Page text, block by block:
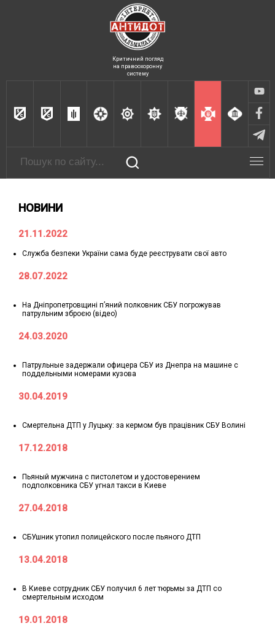
Критичний погляд
на правоохоронну
систему
НОВИНИ
21.11.2022
Служба безпеки України сама буде реєструвати свої авто
28.07.2022
На Дніпропетровщині п’яний полковник СБУ погрожував
патрульним зброєю (відео)
24.03.2020
Патрульные задержали офицера СБУ из Днепра на машине с
поддельными номерами кузова
30.04.2019
Смертельна ДТП у Луцьку: за кермом був працівник СБУ Волині
17.12.2018
Пьяный мужчина с пистолетом и удостоверением
подполковника СБУ угнал такси в Киеве
27.04.2018
СБУшник утопил полицейского после пьяного ДТП
13.04.2018
В Киеве сотрудник СБУ получил 6 лет тюрьмы за ДТП со
смертельным исходом
19.01.2018